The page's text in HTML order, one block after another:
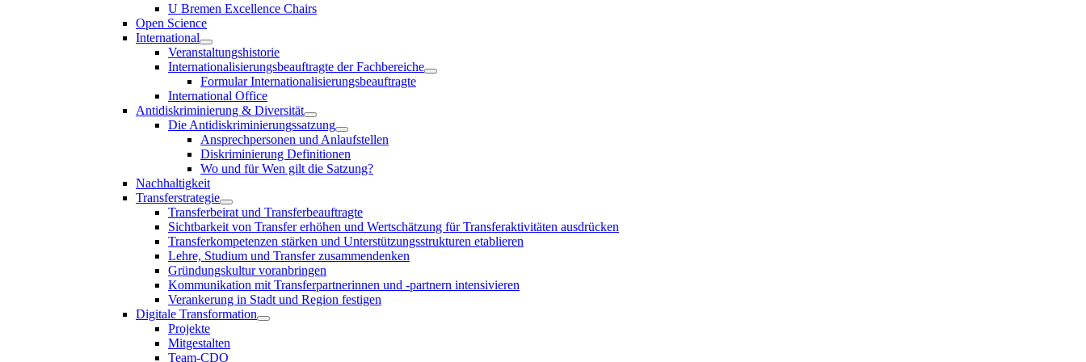
U Bremen Excellence Chairs
Open Science
International
Veranstaltungshistorie
Internationalisierungsbeauftragte der Fachbereiche
Formular Internationalisierungsbeauftragte
International Office
Antidiskriminierung & Diversität
Die Antidiskriminierungssatzung
Ansprechpersonen und Anlaufstellen
Diskriminierung Definitionen
Wo und für Wen gilt die Satzung?
Nachhaltigkeit
Transferstrategie
Transferbeirat und Transferbeauftragte
Sichtbarkeit von Transfer erhöhen und Wertschätzung für Transferaktivitäten ausdrücken
Transferkompetenzen stärken und Unterstützungsstrukturen etablieren
Lehre, Studium und Transfer zusammendenken
Gründungskultur voranbringen
Kommunikation mit Transferpartnerinnen und -partnern intensivieren
Verankerung in Stadt und Region festigen
Digitale Transformation
Projekte
Mitgestalten
Team-CDO